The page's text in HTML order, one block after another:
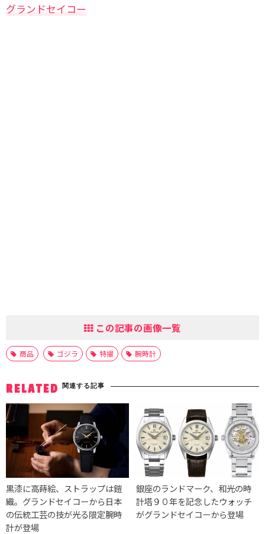
グランドセイコー
この記事の画像一覧
商品 ゴジラ 特撮 腕時計
RELATED 関連する記事
黒漆に高蒔絵、ストラップは鎧
織。グランドセイコーから日本
の伝統工芸の技が光る限定腕時
計が登場
銀座のランドマーク、和光の時
計塔９０年を記念したウォッチ
がグランドセイコーから登場